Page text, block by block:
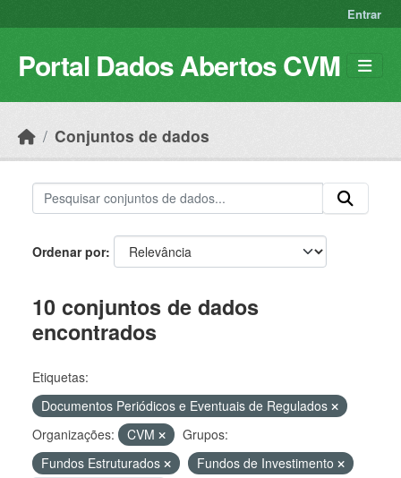
Entrar
Portal Dados Abertos CVM
Conjuntos de dados
Ordenar por
10 conjuntos de dados
encontrados
Etiquetas:
Documentos Periódicos e Eventuais de Regulados
Organizações:
CVM
Grupos:
Fundos Estruturados
Fundos de Investimento